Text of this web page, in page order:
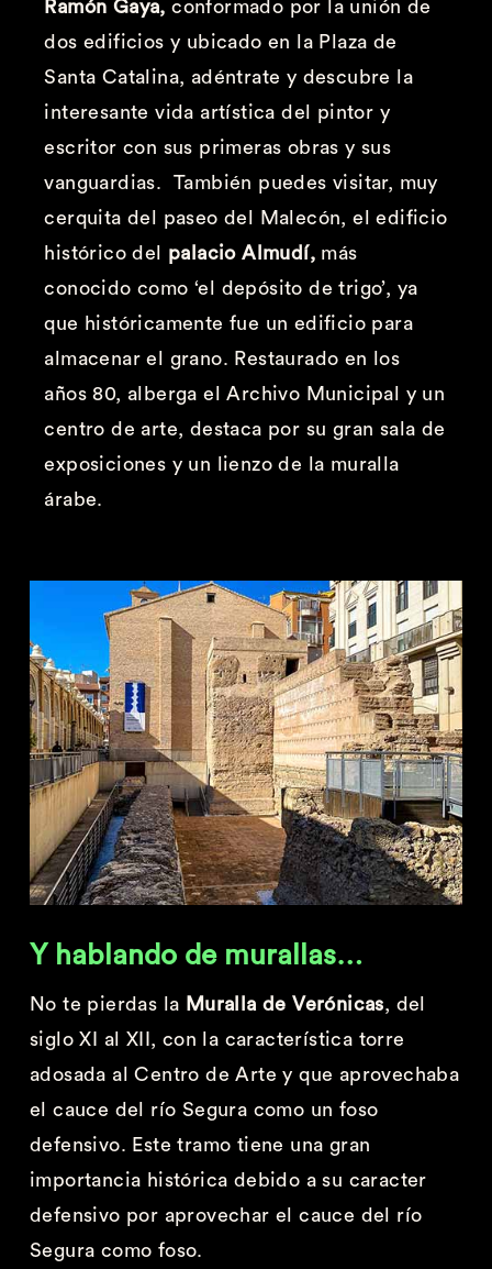
Ramón Gaya, conformado por la unión de
dos edificios y ubicado en la Plaza de
Santa Catalina, adéntrate y descubre la
interesante vida artística del pintor y
escritor con sus primeras obras y sus
vanguardias. También puedes visitar, muy
cerquita del paseo del Malecón, el edificio
histórico del palacio Almudí, más
conocido como ‘el depósito de trigo’, ya
que históricamente fue un edificio para
almacenar el grano. Restaurado en los
años 80, alberga el Archivo Municipal y un
centro de arte, destaca por su gran sala de
exposiciones y un lienzo de la muralla
árabe.
Y hablando de murallas…
No te pierdas la Muralla de Verónicas, del
siglo XI al XII, con la característica torre
adosada al Centro de Arte y que aprovechaba
el cauce del río Segura como un foso
defensivo. Este tramo tiene una gran
importancia histórica debido a su caracter
defensivo por aprovechar el cauce del río
Segura como foso.